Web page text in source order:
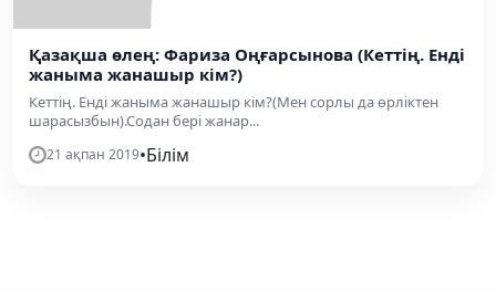
Қазақша өлең: Фариза Оңғарсынова (Кеттің. Енді
жаныма жанашыр кім?)
Кеттің. Енді жаныма жанашыр кім?(Мен сорлы да өрліктен
шарасызбын).Содан бері жанар...
21 ақпан 2019•Білім